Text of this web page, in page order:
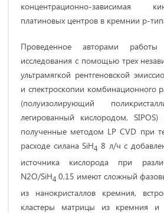
концентрационно-зависимая
платиновых центров в кремнии p-
Проведенное авторами
исследования с помощью трех
ультрамягкой рентгеновской
и спектроскопии комбинационного
(полуизолирующий
легированный кислородом,
полученные методом LP CVD при
расходе силана SiH4 8 л/ч с
источника кислорода при
N2O/SiH4 0,15 имеют сложный
из нанокристаллов кремния,
кластеры матрицы из кремния и